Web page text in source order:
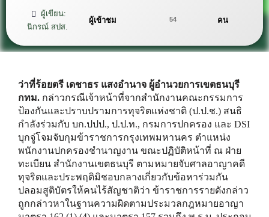
ผู้เขียน:
นิกรณ์ สปส.
ผู้เข้าชม 54 คน
ว่าที่ร้อยตรี เดชาธร แสงอำนาจ ผู้อำนวยการเขตธนบุรี
กทม. กล่าวกรณีเจ้าหน้าที่จากสำนักงานคณะกรรมการ
ป้องกันและปราบปรามการทุจริตแห่งชาติ (ป.ป.ช.) สนธิ
กำลังร่วมกับ บก.ปปป., ป.ป.ท., กรมการปกครอง และ DSI
บุกจู่โจมจับกุมข้าราชการกรุงเทพมหานคร ตำแหน่ง
พนักงานปกครองชำนาญงาน ขณะปฏิบัติหน้าที่ ณ ฝ่าย
ทะเบียน สำนักงานเขตธนบุรี ตามหมายจับศาลอาญาคดี
ทุจริตและประพฤติมิชอบกลางเกี่ยวกับข้อหาร่วมกัน
ปลอมสูติบัตรให้คนไร้สัญชาติว่า ข้าราชการรายดังกล่าว
ถูกกล่าวหาในฐานความผิดตามประมวลกฎหมายอาญา